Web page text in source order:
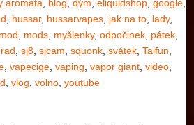
aromata blog dým eliquidshop, google,
hussar, hussarvapes, jak na to, lady,
mod mods myšlenky, odpočinek pátek
rad sj8, sjcam squonk, svátek, Taifun
, vapecige, vaping vapor giant, video,
vlog volno, youtube